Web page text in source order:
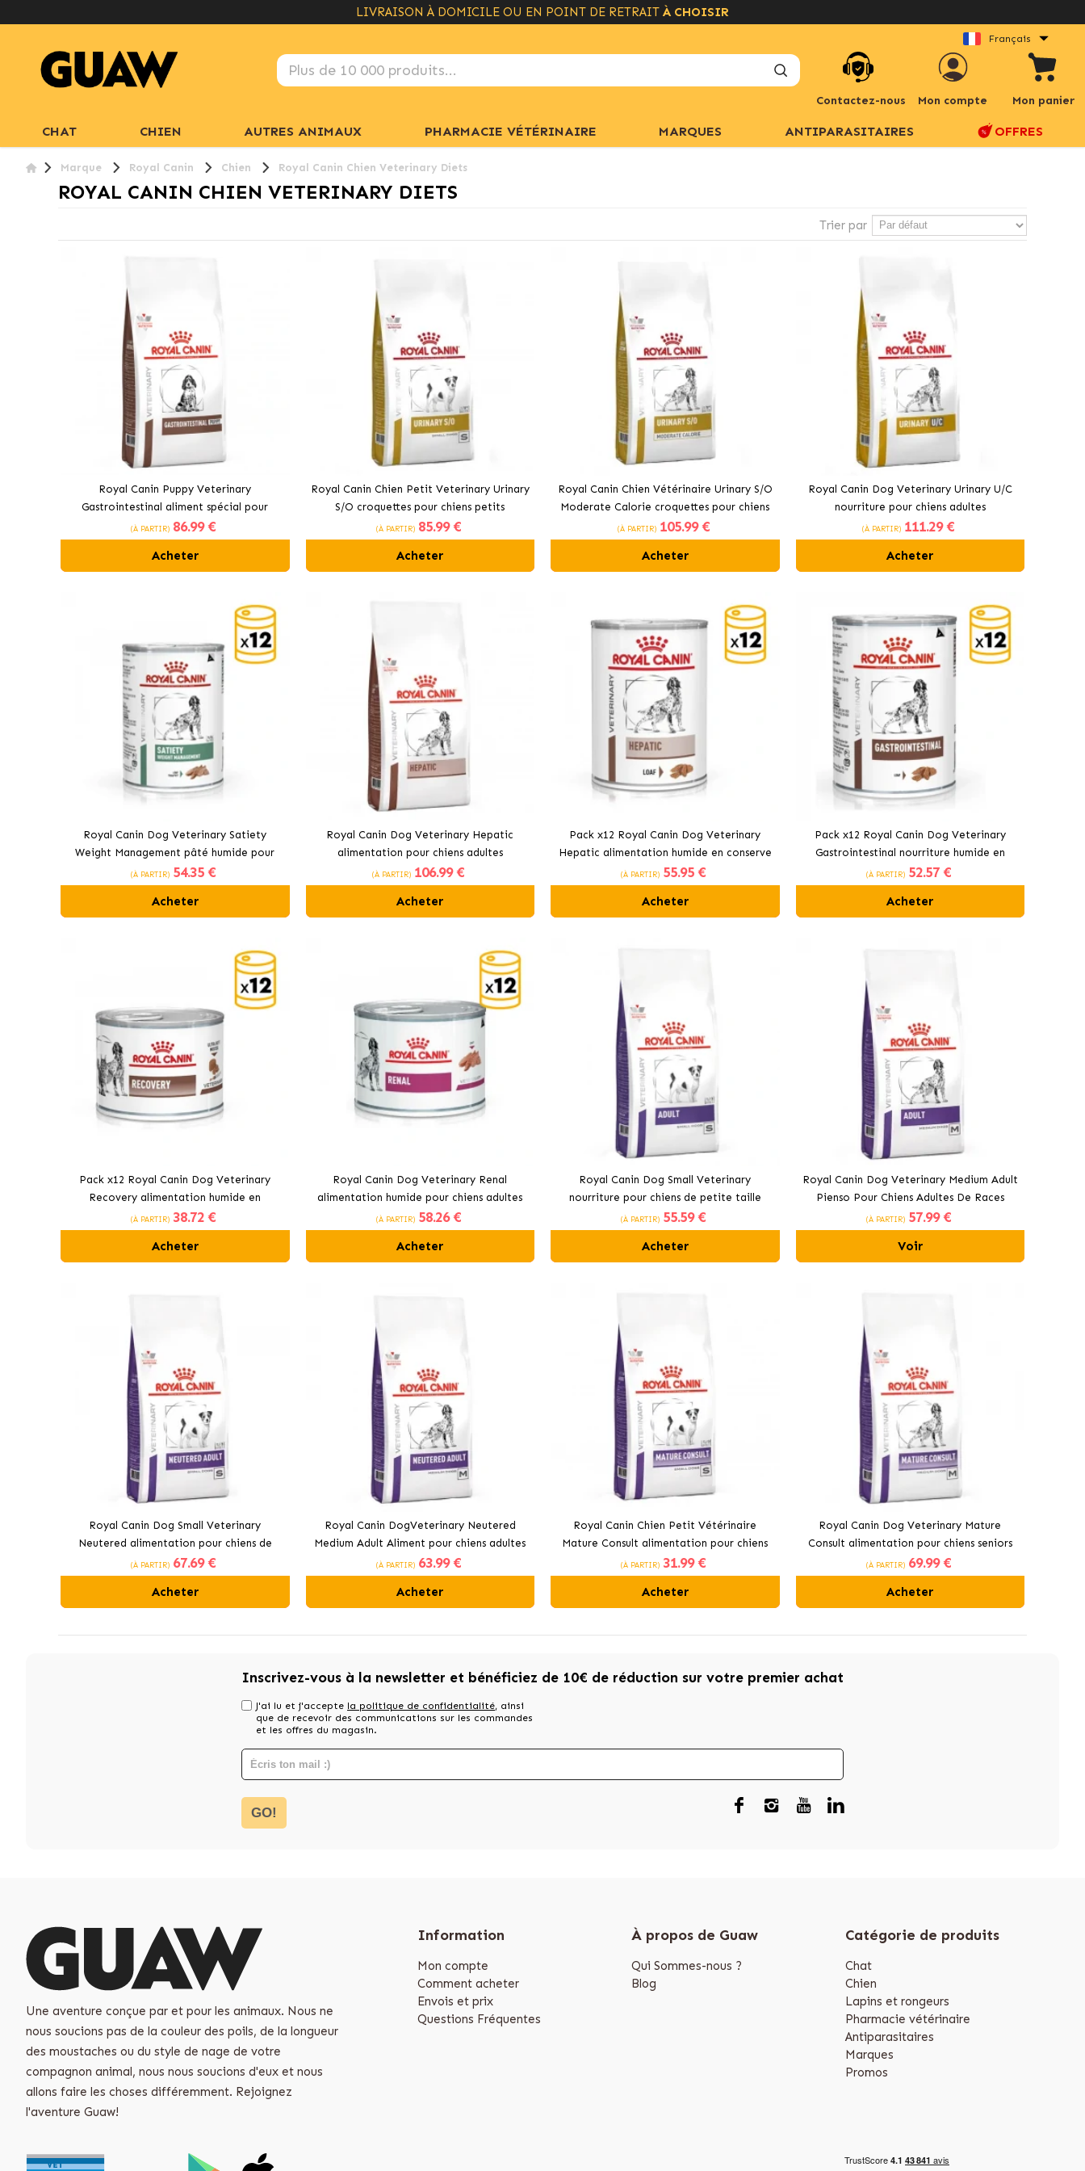
LIVRAISON À DOMICILE OU EN POINT DE RETRAIT À CHOISIR
LIVRAISON GRATUITE À PARTIR DE 49€+ INFO
Français
Contactez-nous Mon compte Mon panier
CHAT CHIEN AUTRES ANIMAUX PHARMACIE VÉTÉRINAIRE MARQUES ANTIPARASITAIRES OFFRES
Marque Royal Canin Chien Royal Canin Chien Veterinary Diets
ROYAL CANIN CHIEN VETERINARY DIETS
Trier par
Royal Canin Puppy Veterinary
Gastrointestinal aliment spécial pour
chiots
(À PARTIR) 86.99 €
Acheter
Royal Canin Chien Petit Veterinary Urinary
S/O croquettes pour chiens petits
(À PARTIR) 85.99 €
Acheter
Royal Canin Chien Vétérinaire Urinary S/O
Moderate Calorie croquettes pour chiens
adultes
(À PARTIR) 105.99 €
Acheter
Royal Canin Dog Veterinary Urinary U/C
nourriture pour chiens adultes
(À PARTIR) 111.29 €
Acheter
Royal Canin Dog Veterinary Satiety
Weight Management pâté humide pour
chiens
(À PARTIR) 54.35 €
Acheter
Royal Canin Dog Veterinary Hepatic
alimentation pour chiens adultes
(À PARTIR) 106.99 €
Acheter
Pack x12 Royal Canin Dog Veterinary
Hepatic alimentation humide en conserve
pour chiens
(À PARTIR) 55.95 €
Acheter
Pack x12 Royal Canin Dog Veterinary
Gastrointestinal nourriture humide en
conserve pour chiens
(À PARTIR) 52.57 €
Acheter
Pack x12 Royal Canin Dog Veterinary
Recovery alimentation humide en
conserve pour chiens et chats
(À PARTIR) 38.72 €
Acheter
Royal Canin Dog Veterinary Renal
alimentation humide pour chiens adultes
(À PARTIR) 58.26 €
Acheter
Royal Canin Dog Small Veterinary
nourriture pour chiens de petite taille
(À PARTIR) 55.59 €
Acheter
Royal Canin Dog Veterinary Medium Adult
Pienso Pour Chiens Adultes De Races
Moyennes
(À PARTIR) 57.99 €
Voir
Royal Canin Dog Small Veterinary
Neutered alimentation pour chiens de
taille petite
(À PARTIR) 67.69 €
Acheter
Royal Canin DogVeterinary Neutered
Medium Adult Aliment pour chiens adultes
de races moyennes
(À PARTIR) 63.99 €
Acheter
Royal Canin Chien Petit Vétérinaire
Mature Consult alimentation pour chiens
seniors de race petite
(À PARTIR) 31.99 €
Acheter
Royal Canin Dog Veterinary Mature
Consult alimentation pour chiens seniors
de toutes tailles
(À PARTIR) 69.99 €
Acheter
Inscrivez-vous à la newsletter et bénéficiez de 10€ de réduction sur votre premier achat
J'ai lu et j'accepte la politique de confidentialité, ainsi
que de recevoir des communications sur les commandes
et les offres du magasin.
GO!
Une aventure conçue par et pour les animaux. Nous ne
nous soucions pas de la couleur des poils, de la longueur
des moustaches ou du style de nage de votre
compagnon animal, nous nous soucions d'eux et nous
allons faire les choses différemment. Rejoignez
l'aventure Guaw!
Information
Mon compte
Comment acheter
Envois et prix
Questions Fréquentes
À propos de Guaw
Qui Sommes-nous ?
Blog
Catégorie de produits
Chat
Chien
Lapins et rongeurs
Pharmacie vétérinaire
Antiparasitaires
Marques
Promos